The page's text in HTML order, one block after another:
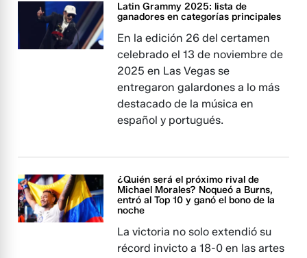
Latin Grammy 2025: lista de
ganadores en categorías principales
En la edición 26 del certamen
celebrado el 13 de noviembre de
2025 en Las Vegas se
entregaron galardones a lo más
destacado de la música en
español y portugués.
¿Quién será el próximo rival de
Michael Morales? Noqueó a Burns,
entró al Top 10 y ganó el bono de la
noche
La victoria no solo extendió su
récord invicto a 18-0 en las artes